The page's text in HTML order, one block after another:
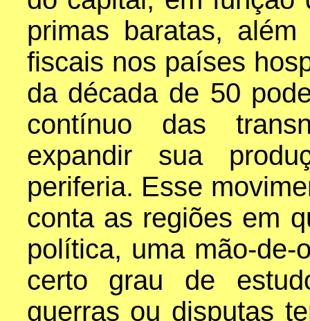
primas baratas,
fiscais nos países
da década de 50
contínuo das
expandir sua
periferia. Esse
conta as regiões em
política, uma mão-de-
certo grau de
guerras ou disputas